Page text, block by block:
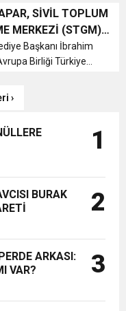
sivil toplum
vatandaşlarla bir
SİVİL TOPLUM
MERKEZİ (STGM)
AÇILIŞI’NA
Başkanı İbrahim
Birliği Türkiye
Ossowski'nin
›
1
BURAK
2
ARKASI:
VAR?
3